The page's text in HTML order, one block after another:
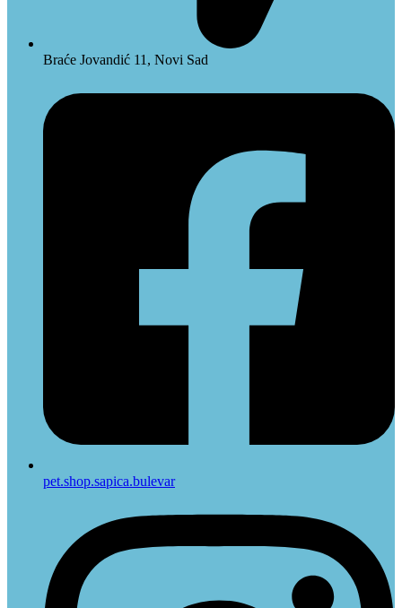
Braće Jovandić 11, Novi Sad
pet.shop.sapica.bulevar